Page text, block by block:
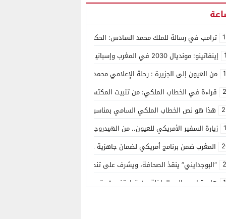
ترامب في رسالة للملك محمد السادس: الحكم الذاتي هو الأساس الوحيد لحل
إينفاتينو: مونديال 2030 في المغرب وإسبانيا والبرتغال سيكون “الأجمل في التاريخ”
من العيون إلى الجزيرة : رحلة الإعلامي محمد فاضل أبو الحسن
قراءة في الخطاب الملكي: من تثبيت المكتسبات إلى رسم ملامح مغرب
هذا هو نص الخطاب الملكي السامي بمناسبة عيد العرش المجيد
زيارة السفير الأمريكي للعيون.. من الهيدروجين الأخضر إلى التعليم، واشنطن
المغرب ضمن برنامج أمريكي لضمان جاهزية خوذات التصويب الذكية لمقاتلات “إف-16” وتعزيز قدراتها القتالية حتى
“البوجدايني” ينقذ الصحافة، ويشرف على تنصيب لجنة وطنية مؤقتة
هل يتراجع والي الداخلة عن قرار تفويت بقع المواطنين لصالح توسعة المطار؟